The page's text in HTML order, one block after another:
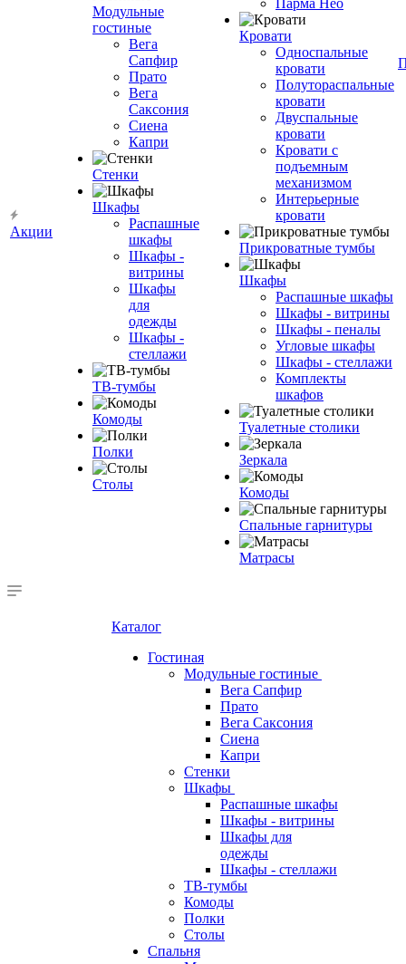
Акции
Модульные
гостиные
Вега
Сапфир
Прато
Вега
Саксония
Сиена
Капри
Стенки
Шкафы
Распашные
шкафы
Шкафы -
витрины
Шкафы
для
одежды
Шкафы -
стеллажи
ТВ-тумбы
Комоды
Полки
Столы
Парма Нео
Кровати
Односпальные
кровати
Полутораспальные
кровати
Двуспальные
кровати
Кровати с
подъемным
механизмом
Интерьерные
кровати
Прикроватные тумбы
Шкафы
Распашные шкафы
Шкафы - витрины
Шкафы - пеналы
Угловые шкафы
Шкафы - стеллажи
Комплекты
шкафов
Туалетные столики
Зеркала
Комоды
Спальные гарнитуры
Матрасы
Каталог
Гостиная
Модульные гостиные
Вега Сапфир
Прато
Вега Саксония
Сиена
Капри
Стенки
Шкафы
Распашные шкафы
Шкафы - витрины
Шкафы для
одежды
Шкафы - стеллажи
ТВ-тумбы
Комоды
Полки
Столы
Спальня